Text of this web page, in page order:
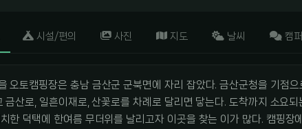
시설/편의 사진 지도 날씨 캠
오토캠핑장은 충남 금산군 군북면에 자리 잡았다. 금산군청을 기점
금산로, 일흔이재로, 산꽃로를 차례로 달리면 닿는다. 도착까지 소요
한 덕택에 한여름 무더위를 날리고자 이곳을 찾는 이가 많다. 캠핑장